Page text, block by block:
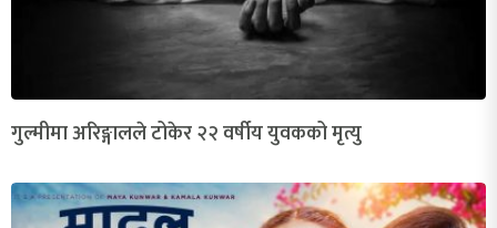
गुल्मीमा अरिङ्गालले टोकेर २२ वर्षीय युवकको मृत्यु